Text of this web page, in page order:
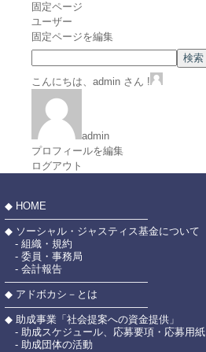
固定ページ
ユーザー
固定ページを編集
こんにちは、admin さん !
admin
プロフィールを編集
ログアウト
◆ HOME
――――――――――――――
◆ ソーシャル・ジャスティス基金について
- 組織・規約
- 委員・事務局
- 会計報告
――――――――――――――
◆ アドボカシ－とは
――――――――――――――
◆ 助成事業「社会提案への資金提供」
- 助成スケジュール、応募要項・応募用紙
- 助成団体の活動